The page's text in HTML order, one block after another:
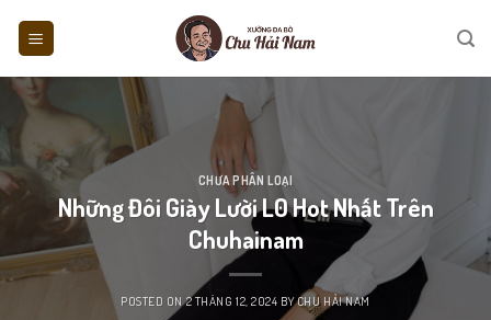
CHƯA PHÂN LOẠI
Những Đôi Giày Lười L0 Hot Nhất Trên
Chuhainam
POSTED ON2 THÁNG 12, 2024 BYCHU HẢI NAM